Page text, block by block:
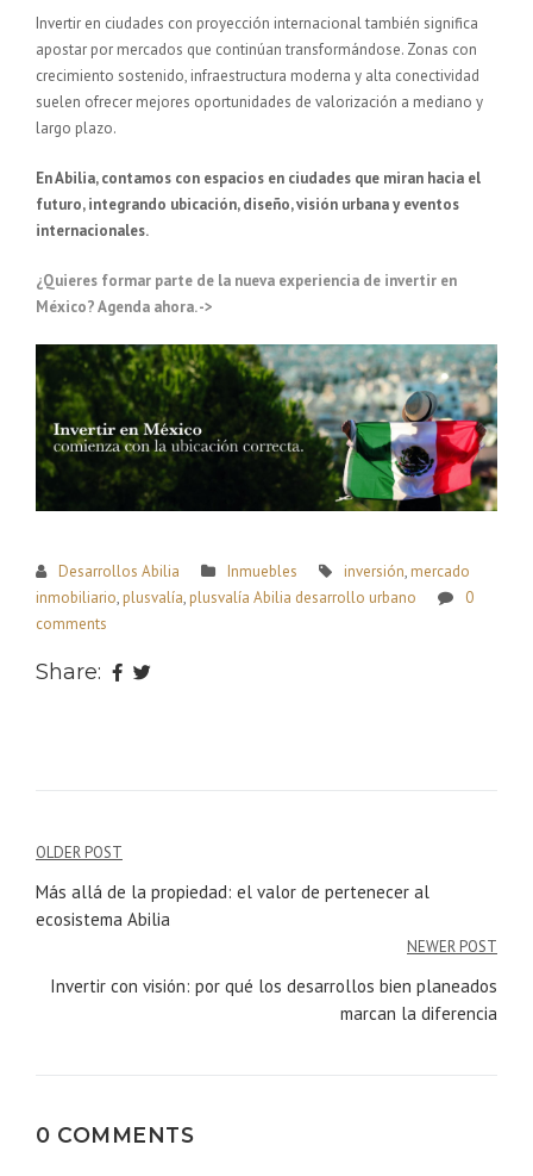
Invertir en ciudades con proyección internacional también significa
apostar por mercados que continúan transformándose. Zonas con
crecimiento sostenido, infraestructura moderna y alta conectividad
suelen ofrecer mejores oportunidades de valorización a mediano y
largo plazo.
En Abilia, contamos con espacios en ciudades que miran hacia el
futuro, integrando ubicación, diseño, visión urbana y eventos
internacionales.
¿Quieres formar parte de la nueva experiencia de invertir en
México? Agenda ahora. ->
Desarrollos Abilia Inmuebles inversión, mercado
inmobiliario, plusvalía, plusvalía Abilia desarrollo urbano
0
comments
Share:
Navegación
de
OLDER POST
Más allá de la propiedad: el valor de pertenecer al
ecosistema Abilia
NEWER POST
Invertir con visión: por qué los desarrollos bien planeados
marcan la diferencia
0 COMMENTS